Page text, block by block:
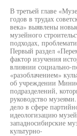
В третьей главе
годов в трудах
века» выявлены
музейного
подходах,
Первый раздел
фактор изучения
влиянии социально-
«разоблачением»
об учреждении
подразделений,
руководство
дело в сфере
идеологизацию
западносибирские
культурно-